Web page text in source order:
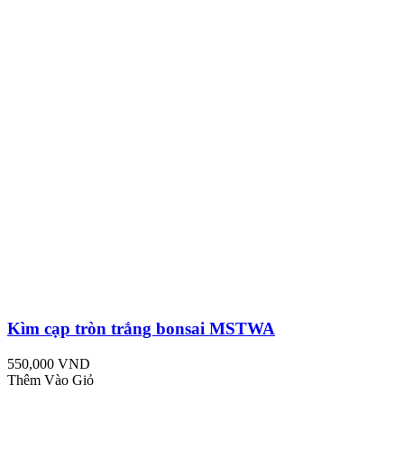
Kìm cạp tròn trắng bonsai MSTWA
550,000 VND
Thêm Vào Giỏ